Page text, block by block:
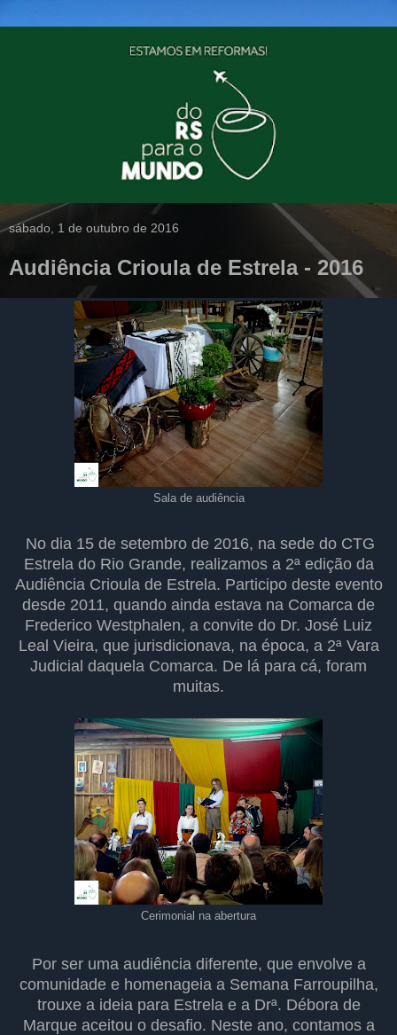
sábado, 1 de outubro de 2016
Audiência Crioula de Estrela - 2016
Sala de audiência
No dia 15 de setembro de 2016, na sede do CTG
Estrela do Rio Grande, realizamos a 2ª edição da
Audiência Crioula de Estrela. Participo deste evento
desde 2011, quando ainda estava na Comarca de
Frederico Westphalen, a convite do Dr. José Luiz
Leal Vieira, que jurisdicionava, na época, a 2ª Vara
Judicial daquela Comarca. De lá para cá, foram
muitas.
Cerimonial na abertura
Por ser uma audiência diferente, que envolve a
comunidade e homenageia a Semana Farroupilha,
trouxe a ideia para Estrela e a Drª. Débora de
Marque aceitou o desafio. Neste ano, contamos a